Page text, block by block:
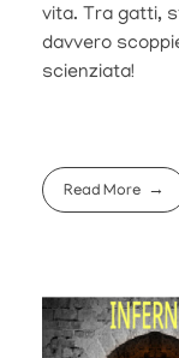
vita. Tra gatti,
davvero
scienziata!
Read More